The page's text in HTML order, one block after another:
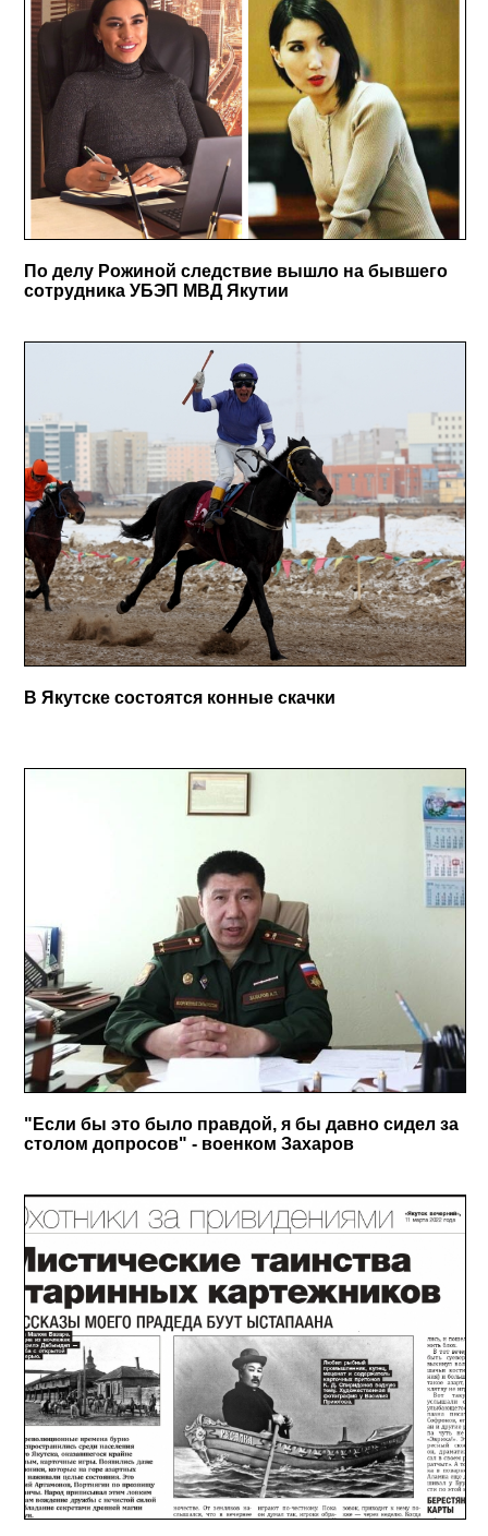
По делу Рожиной следствие вышло на бывшего
сотрудника УБЭП МВД Якутии
В Якутске состоятся конные скачки
"Если бы это было правдой, я бы давно сидел за
столом допросов" - военком Захаров